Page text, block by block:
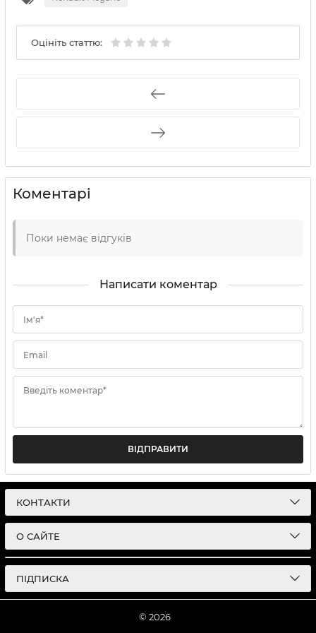
Оцініть статтю:
Коментарі
Поки немає відгуків
Написати коментар
Ім'я*
Email
Введіть коментар*
ВІДПРАВИТИ
КОНТАКТИ
О САЙТЕ
ПІДПИСКА
© 2026